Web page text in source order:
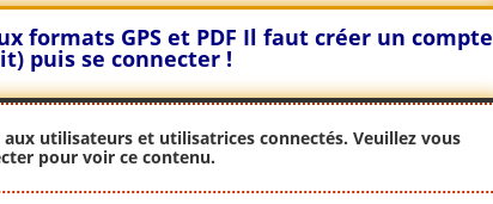
formats GPS et PDF Il faut créer un compte
puis se connecter !
utilisateurs et utilisatrices connectés. Veuillezvous
pour voir ce contenu.